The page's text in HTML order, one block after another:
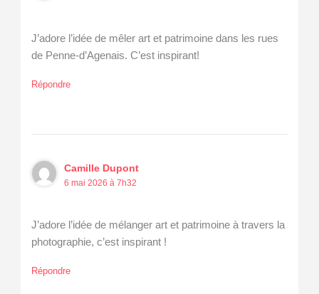
J’adore l’idée de mêler art et patrimoine dans les rues
de Penne-d’Agenais. C’est inspirant!
Répondre
Camille Dupont
6 mai 2026 à 7h32
J’adore l’idée de mélanger art et patrimoine à travers la
photographie, c’est inspirant !
Répondre